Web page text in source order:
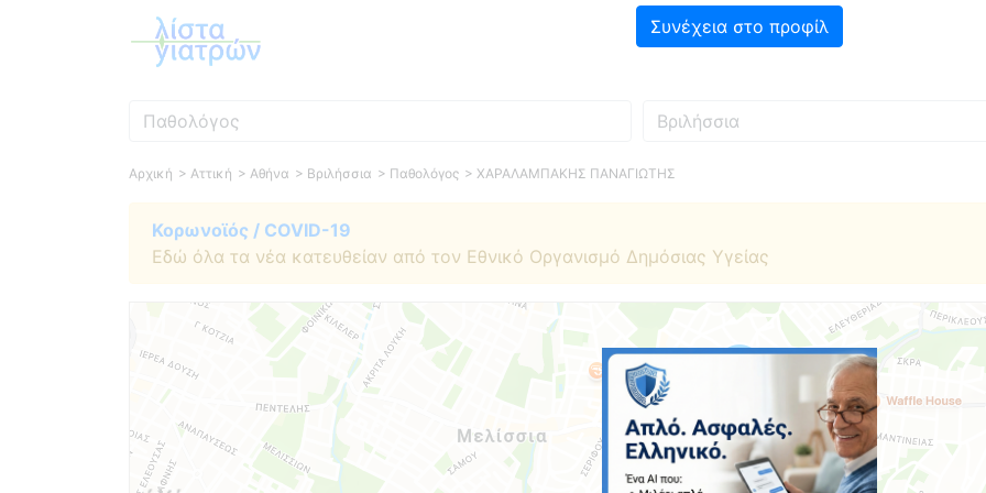
Συνέχεια στο προφίλ
Ειδικότητα Πού
Αρχική > Αττική > Αθήνα > Βριλήσσια > Παθολόγος > ΧΑΡΑΛΑΜΠΑΚΗΣ ΠΑΝΑΓΙΩΤΗΣ
Κορωνοϊός / COVID-19
Εδώ όλα τα νέα κατευθείαν από τον Εθνικό Οργανισμό Δημόσιας Υγείας